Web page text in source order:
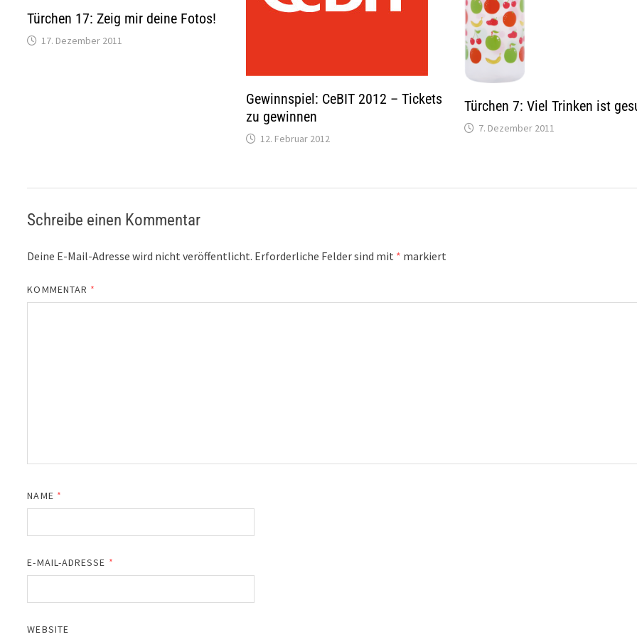
Türchen 17: Zeig mir deine Fotos!
17. Dezember 2011
Gewinnspiel: CeBIT 2012 – Tickets
zu gewinnen
12. Februar 2012
Türchen 7: Viel Trinken ist
7. Dezember 2011
Schreibe einen Kommentar
Deine E-Mail-Adresse wird nicht veröffentlicht. Erforderliche Felder sind mit * markiert
KOMMENTAR *
NAME *
E-MAIL-ADRESSE *
WEBSITE